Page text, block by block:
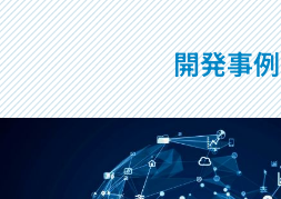
開発事例